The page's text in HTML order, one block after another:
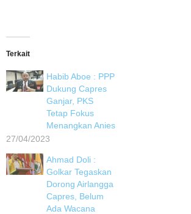
Terkait
Habib Aboe : PPP
Dukung Capres
Ganjar, PKS
Tetap Fokus
Menangkan Anies
27/04/2023
Ahmad Doli :
Golkar Tegaskan
Dorong Airlangga
Capres, Belum
Ada Wacana